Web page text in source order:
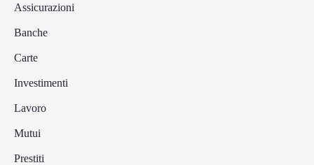
Assicurazioni
Banche
Carte
Investimenti
Lavoro
Mutui
Prestiti